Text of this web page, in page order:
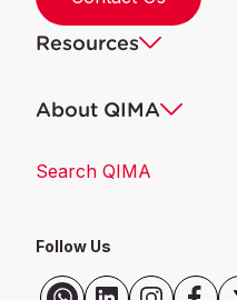
Resources
About QIMA
Search QIMA
Follow Us